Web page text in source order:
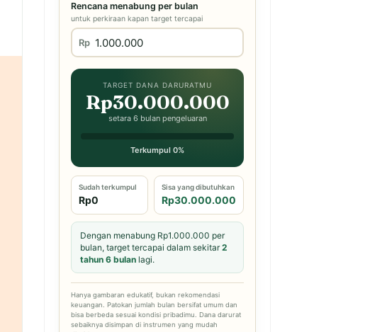
Rencana menabung per bulan
untuk perkiraan kapan target tercapai
Rp
TARGET DANA DARURATMU
Rp30.000.000
setara 6 bulan pengeluaran
Terkumpul 0%
Sudah terkumpul
Rp0
Sisa yang dibutuhkan
Rp30.000.000
Dengan menabung Rp1.000.000 per
bulan, target tercapai dalam sekitar2
tahun 6 bulan lagi.
Hanya gambaran edukatif, bukan rekomendasi
keuangan. Patokan jumlah bulan bersifat umum dan
bisa berbeda sesuai kondisi pribadimu. Dana darurat
sebaiknya disimpan di instrumen yang mudah